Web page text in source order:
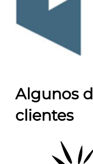
Algunos
clientes